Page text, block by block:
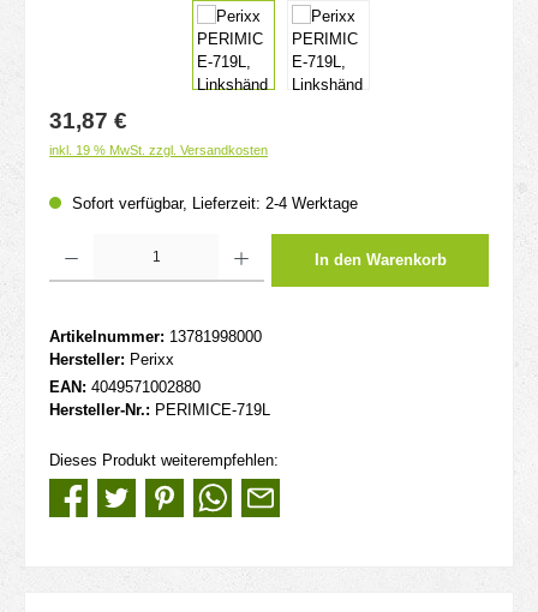
Regulärer Preis:
31,87 €
inkl. 19 % MwSt. zzgl. Versandkosten
Sofort verfügbar, Lieferzeit: 2-4 Werktage
Produkt Anzahl: Gib den gewünschten Wert ein oder benutze die Schaltflächen um
In den Warenkorb
Artikelnummer: 13781998000
Hersteller: Perixx
EAN: 4049571002880
Hersteller-Nr.: PERIMICE-719L
Dieses Produkt weiterempfehlen: